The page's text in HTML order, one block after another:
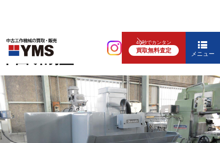
40秒でカンタン
買取無料査定 メニュー
研削盤
平面研削盤